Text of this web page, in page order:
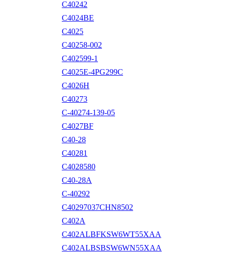
C40242
C4024BE
C4025
C40258-002
C402599-1
C4025E-4PG299C
C4026H
C40273
C-40274-139-05
C4027BF
C40-28
C40281
C4028580
C40-28A
C-40292
C40297037CHN8502
C402A
C402ALBFKSW6WT55XAA
C402ALBSBSW6WN55XAA